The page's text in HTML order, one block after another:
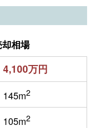
相場
4,100万円
145m2
105m2